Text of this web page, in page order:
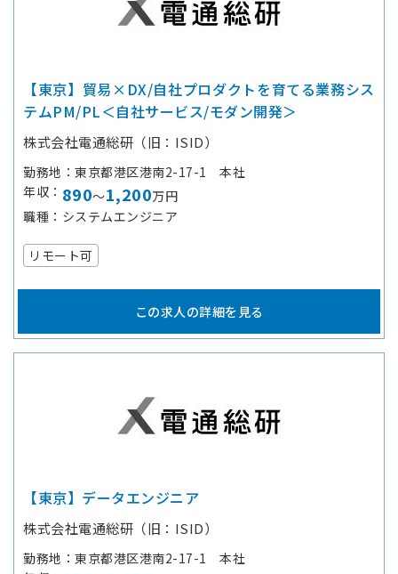
【東京】貿易×DX/自社プロダクトを育てる業務シス
テムPM/PL＜自社サービス/モダン開発＞
株式会社電通総研（旧：ISID）
勤務地
東京都港区港南2-17-1 本社
年収
890～1,200万円
職種
システムエンジニア
リモート可
この求人の詳細を見る
【東京】データエンジニア
株式会社電通総研（旧：ISID）
勤務地
東京都港区港南2-17-1 本社